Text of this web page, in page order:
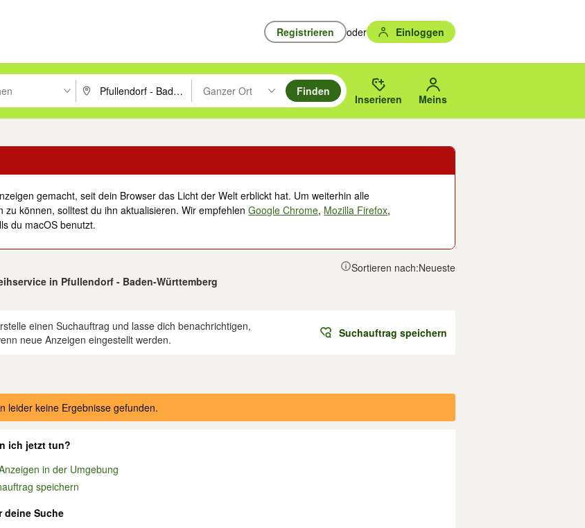
Registrieren oder Einloggen
oder Vorschläge mit den Pfeiltasten nach oben/unten durchsuchen und mit Eingabetaste auswählen.
PLZ oder Ort eingeben. Eingabetaste drücken um zu suchen, oder Vorschläge mit den Pfeiltasten nach oben/
Ganzer Ort
Suche im Umkreis des gewählten Orts oder PLZ.
Finden
Inserieren Meins
gemacht, seit dein Browser das Licht der Welt erblickt hat. Um weiterhin alle
zu können, solltest du ihn aktualisieren. Wir empfehlenGoogle Chrome, Mozilla Firefox,
du macOS benutzt.
in Pfullendorf - Baden-Württemberg
Sortieren nach:Neueste
einen Suchauftrag und lasse dich benachrichtigen,
neue Anzeigen eingestellt werden.
Suchauftrag speichern
leider keine Ergebnisse gefunden.
ich jetzt tun?
in der Umgebung
speichern
deine Suche